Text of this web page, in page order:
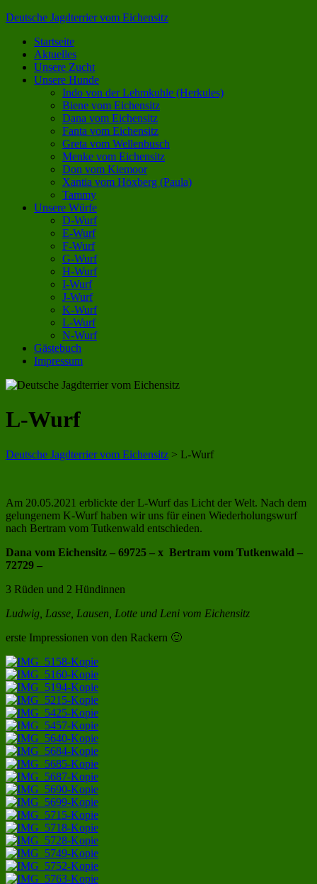
Deutsche Jagdterrier vom Eichensitz
Startseite
Aktuelles
Unsere Zucht
Unsere Hunde
Indo von der Lehmkuhle (Herkules)
Biene vom Eichensitz
Dana vom Eichensitz
Fanta vom Eichensitz
Greta vom Wellenbusch
Menke vom Eichensitz
Don vom Kiemoor
Xantia vom Höxberg (Paula)
Tammy
Unsere Würfe
D-Wurf
E-Wurf
F-Wurf
G-Wurf
H-Wurf
I-Wurf
J-Wurf
K-Wurf
L-Wurf
N-Wurf
Gästebuch
Impressum
L-Wurf
Deutsche Jagdterrier vom Eichensitz > L-Wurf
Am 20.05.2021 erblickte der L-Wurf das Licht der Welt. Nach dem
gelungenem K-Wurf haben wir uns für einen Wiederholungswurf
nach Bertram vom Tutkenwald entschieden.
Dana vom Eichensitz – 69725 – x Bertram vom Tutkenwald –
72729 –
3 Rüden und 2 Hündinnen
Ludwig, Lasse, Lausen, Lotte und Leni vom Eichensitz
erste Impressionen von den Rackern 🙂